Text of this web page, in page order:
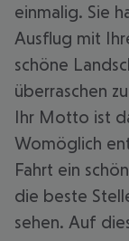
einmalig. Sie
Ausflug mit
schöne
überraschen
Ihr Motto ist
Womöglich
Fahrt ein
die beste
sehen. Auf